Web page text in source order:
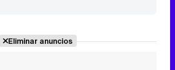
Eliminar anuncios